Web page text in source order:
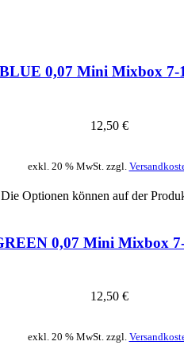
BLUE 0,07 Mini Mixbox 7-
12,50 €
exkl. 20 % MwSt. zzgl.
Optionen können auf der
0,07 Mini Mixbox
12,50 €
exkl. 20 % MwSt. zzgl.